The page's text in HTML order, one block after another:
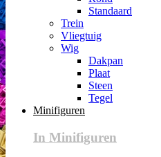
Standaard
Trein
Vliegtuig
Wig
Dakpan
Plaat
Steen
Tegel
Minifiguren
In Minifiguren